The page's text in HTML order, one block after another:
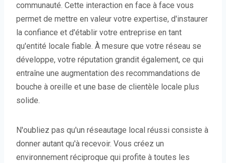
communauté. Cette interaction en face à face vous
permet de mettre en valeur votre expertise, d'instaurer
la confiance et d'établir votre entreprise en tant
qu'entité locale fiable. À mesure que votre réseau se
développe, votre réputation grandit également, ce qui
entraîne une augmentation des recommandations de
bouche à oreille et une base de clientèle locale plus
solide.
N'oubliez pas qu'un réseautage local réussi consiste à
donner autant qu'à recevoir. Vous créez un
environnement réciproque qui profite à toutes les